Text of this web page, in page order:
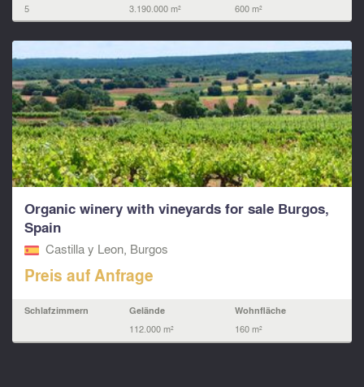
5 3.190.000 m² 600 m²
Organic winery with vineyards for sale Burgos,
Spain
Castilla y Leon, Burgos
Preis auf Anfrage
Schlafzimmern Gelände
112.000 m²
Wohnfläche
160 m²